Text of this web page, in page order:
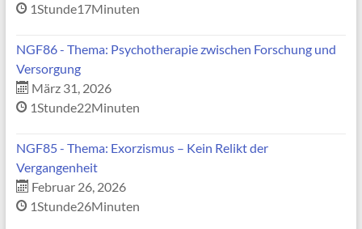
1Stunde17Minuten
NGF86 - Thema: Psychotherapie zwischen Forschung und
Versorgung
März 31, 2026
1Stunde22Minuten
NGF85 - Thema: Exorzismus – Kein Relikt der
Vergangenheit
Februar 26, 2026
1Stunde26Minuten